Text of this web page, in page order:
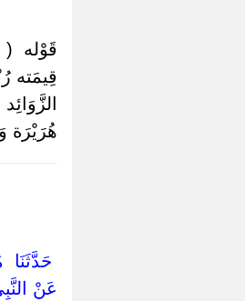
قَوْله ‏ ‏(
قِيمَته
هُرَيْرَة
‏عَنْ